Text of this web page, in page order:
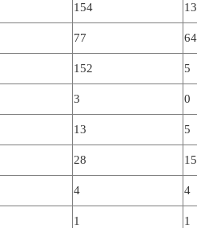
154
77 64
152 5
3 0
13 5
28 15
4 4
1 1